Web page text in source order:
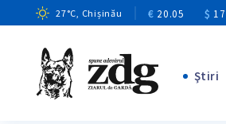
27°C, Chișinău € 20.05 $
Ştiri